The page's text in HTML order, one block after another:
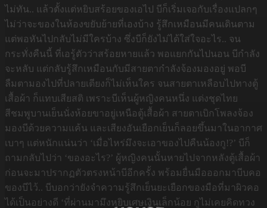
ไม่ทัน.. แล้วตั้งแต่หยิบสร้อยของเอไป บีก็เริ่มเจอกับเรื่องแปลกๆ
ไม่ว่าจะของในห้องขยับย้ายที่เองบ้าง รู้สึกเหมือนมีคนเดินตาม
แต่พอหันไปกลับไม่มีใครบ้าง ซึ่งบีก็ยังไม่ได้ใส่ใจอะไร.. จน
กระทั่งคืนนี้ ที่เอรู้ตัวว่าสร้อยหายแล้ว พอแยกกันไปนอน บีกำลัง
จะหลับ แต่กลับรู้สึกเหมือนกับมีสายตากำลังจ้องมองอยู่ พอบี
ลืมตามองไปที่ปลายเตียงก็ไม่เห็นใคร จนสายตาเหลือบไปทางตู้
เสื้อผ้า ก็แทบเสียสติ เพราะบีเห็นผู้หญิงคนหนึ่ง แต่งชุดไทย
สีชมพูบานเย็นนั่งห้อยขาอยู่เหนือตู้เสื้อผ้า สายตาเบิกโพลงจ้อง
มองบีด้วยความแค้น และเสียงอันเยือกเย็นก็ลอยขึ้นมาในอากาศ
เบาๆ แต่หนักแน่นว่า ‘เมื่อไหร่มึงจะเอาของไปคืนน้องกู!?’ บีก็
ถามกลับไปว่า ‘ของอะไร?’ ผู้หญิงคนนั้นหายไปจากหลังตู้เสื้อผ้า
ก่อนจะมาปรากฏตัวตรงหน้าบีอีกครั้ง พร้อมยื่นมือออกมาบีบคอ
ของบีไว้.. บีบอกว่ายังจำความรู้สึกเย็นยะเยือกของมือที่มาผิวคอ
ได้เป็นอย่างดี ‘ที่ผ่านมามึงหยิบเศษเงินเล็กน้อย กูไม่เคยคิดทวง